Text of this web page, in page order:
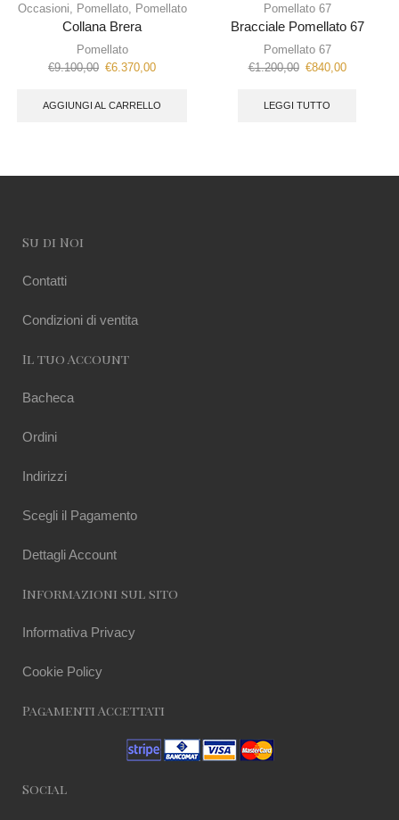
Occasioni
Pomellato, Pomellato
Collana Brera
Pomellato
€9.100,00 €6.370,00
AGGIUNGI AL CARRELLO
Pomellato 67
Bracciale Pomellato 67
Pomellato 67
€1.200,00 €840,00
LEGGI TUTTO
Su di Noi
Contatti
Condizioni di ventita
Il tuo Account
Bacheca
Ordini
Indirizzi
Scegli il Pagamento
Dettagli Account
Informazioni sul sito
Informativa Privacy
Cookie Policy
Pagamenti Accettati
Social